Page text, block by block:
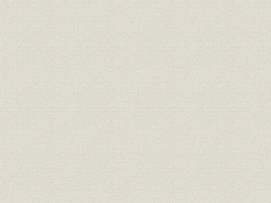
投資;財務・業績 一反歩当リ小作料ト投資 明治38年
経営 採種田ノ経営 品種別累計
経営 採種田ノ経営 累年比較 大正5年度
経営
採種田ノ経営 経営面積 収穫石数
品種別累計、累年比較
大正5年度
経営
更新種子配付 品種別累計、累年
比較
大正5年度
経営
更新種予配付 品種別累計、累年
比較
大正5年度
生産
生産玄米ト正条植 生産玄米受検
昭和3年度